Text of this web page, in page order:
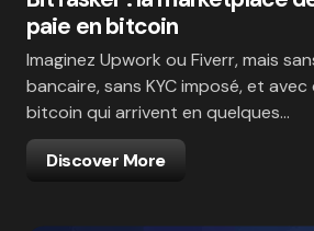
paie en bitcoin
Imaginez Upwork ou Fiverr, mais
bancaire, sans KYC imposé, et
bitcoin qui arrivent en quelques…
Discover More